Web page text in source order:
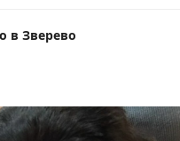
в Зверево